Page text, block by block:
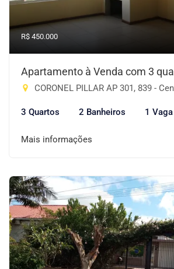
R$ 450.000
Apartamento à Venda com 3
CORONEL PILLAR AP 301, 839 -
3 Quartos 2 Banheiros 1 Vaga
Mais informações